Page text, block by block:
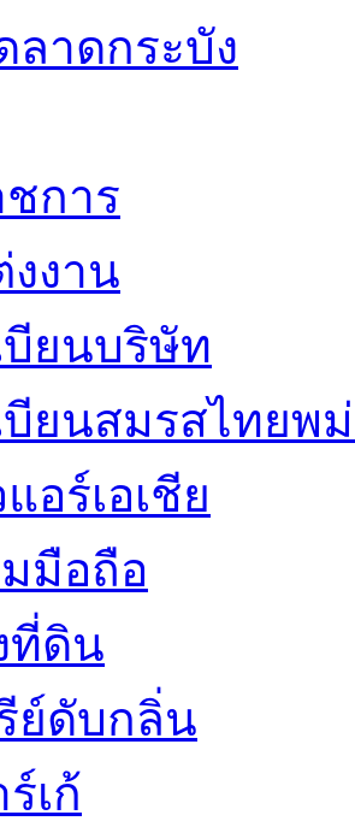
ลาดกระบัง
การ
งาน
บียนบริษัท
บียนสมรสไทยพ
อร์เอเชีย
มือถือ
ที่ดิน
ย์ดับกลิ่น
เก้